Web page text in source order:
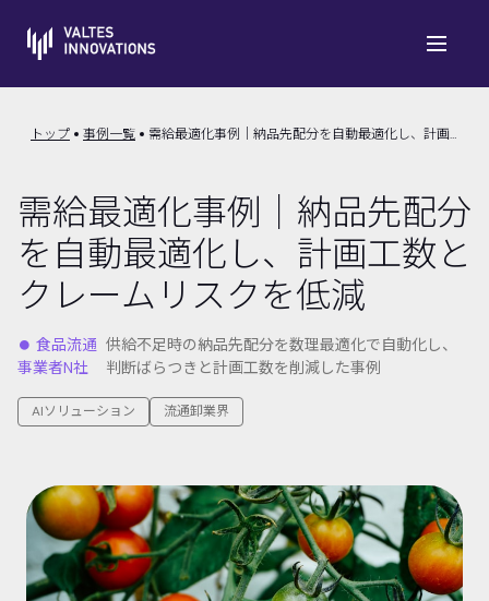
トップ 事例一覧 需給最適化事例｜納品先配分を自動最適化し、計画工数とクレームリスクを低減
需給最適化事例｜納品先配分
を自動最適化し、計画工数と
クレームリスクを低減
⏺︎ 食品流通
事業者N社
供給不足時の納品先配分を数理最適化で自動化し、
判断ばらつきと計画工数を削減した事例
AIソリューション 流通卸業界